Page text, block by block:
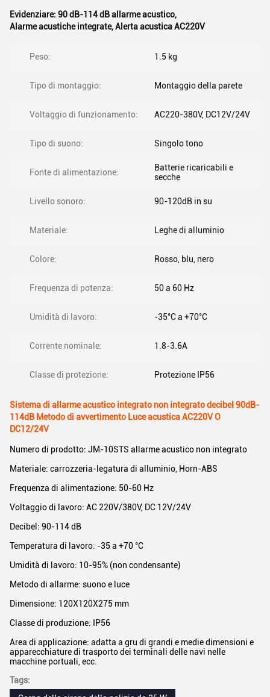
Evidenziare: 90 dB-114 dB allarme acustico,
Alarme acustiche integrate,Alerta acustica AC220V
Peso: 1.5 kg
Tipo di montaggio: Montaggio della parete
Voltaggio di funzionamento: AC220-380V, DC12V/24V
Tipo di suono: Singolo tono
Fonte di alimentazione:
Batterie ricaricabili e
secche
Livello sonoro: 90-120dB in su
Materiale: Leghe di alluminio
Colore: Rosso, blu, nero
Frequenza di potenza: 50 a 60 Hz
Umidità di lavoro: -35°C a +70°C
Corrente nominale: 1.8-3.6A
Classe di protezione: Protezione IP56
Sistema di allarme acustico integrato non integrato decibel 90dB-
114dB Metodo di avvertimento Luce acustica AC220V O
DC12/24V
Numero di prodotto: JM-10STS allarme acustico non integrato
Materiale: carrozzeria-legatura di alluminio, Horn-ABS
Frequenza di alimentazione: 50-60 Hz
Voltaggio di lavoro: AC 220V/380V, DC 12V/24V
Decibel: 90-114 dB
Temperatura di lavoro: -35 a +70 °C
Umidità di lavoro: 10-95% (non condensante)
Metodo di allarme: suono e luce
Dimensione: 120X120X275 mm
Classe di produzione: IP56
Area di applicazione: adatta a gru di grandi e medie dimensioni e
apparecchiature di trasporto dei terminali delle navi nelle
macchine portuali, ecc.
Tags: